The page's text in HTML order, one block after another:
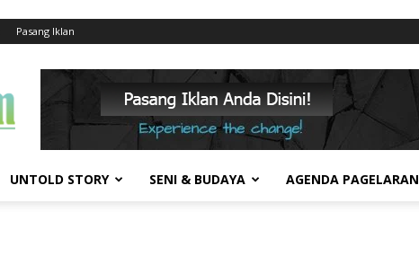
Pasang Iklan
UNTOLD STORY SENI & BUDAYA AGENDA PAGELARAN